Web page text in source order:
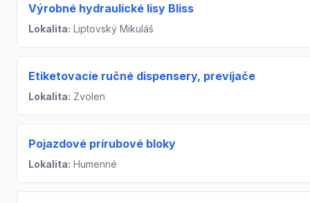
Výrobné hydraulické lisy Bliss
Lokalita: Liptovský Mikuláš
Etiketovacie ručné dispensery, prevíjače
Lokalita: Zvolen
Pojazdové prírubové bloky
Lokalita: Humenné